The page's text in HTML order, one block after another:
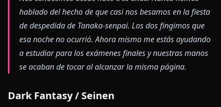
hablado del hecho de que casi nos besamos en la fiesta
de despedida de Tanaka-senpai. Los dos fingimos que
esa noche no ocurrió. Ahora mismo me estás ayudando
a estudiar para los exámenes finales y nuestras manos
se acaban de tocar al alcanzar la misma página.
Dark Fantasy / Seinen